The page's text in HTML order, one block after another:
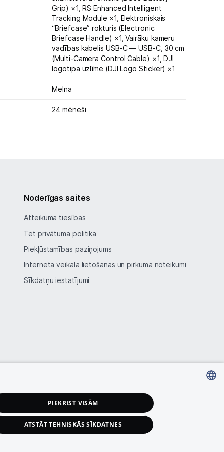
Grip) ×1, RS Enhanced Intelligent
Tracking Module ×1, Elektroniskais
“Briefcase” rokturis (Electronic
Briefcase Handle) ×1, Vairāku kameru
vadības kabelis USB‑C — USB‑C, 30 cm
(Multi‑Camera Control Cable) ×1, DJI
logotipa uzlīme (DJI Logo Sticker) ×1
Melna
24 mēneši
Noderīgas saites
Atteikuma tiesības
Tet privātuma politika
Piekļūstamības paziņojums
Interneta veikala lietošanas un pirkuma noteikumi
Sīkdatņu iestatījumi
PIEKRIST VISĀM
ATSTĀT TEHNISKĀS SĪKDATNES